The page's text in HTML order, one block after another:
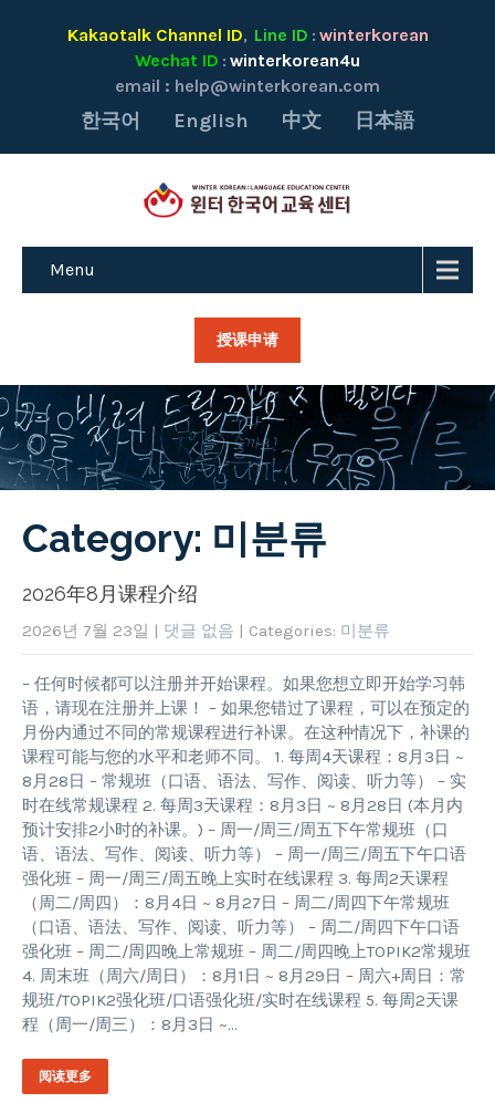
Kakaotalk Channel ID, Line ID : winterkorean
Wechat ID : winterkorean4u
email : help@winterkorean.com
한국어 English 中文 日本語
Menu
授课申请
Category: 미분류
2026年8月课程介绍
2026년 7월 23일 | 댓글 없음 | Categories: 미분류
– 任何时候都可以注册并开始课程。如果您想立即开始学习韩
语，请现在注册并上课！ – 如果您错过了课程，可以在预定的
月份内通过不同的常规课程进行补课。在这种情况下，补课的
课程可能与您的水平和老师不同。 1. 每周4天课程：8月3日 ~
8月28日 – 常规班（口语、语法、写作、阅读、听力等） – 实
时在线常规课程 2. 每周3天课程：8月3日 ~ 8月28日 (本月内
预计安排2小时的补课。) – 周一/周三/周五下午常规班（口
语、语法、写作、阅读、听力等） – 周一/周三/周五下午口语
强化班 – 周一/周三/周五晚上实时在线课程 3. 每周2天课程
（周二/周四）：8月4日 ~ 8月27日 – 周二/周四下午常规班
（口语、语法、写作、阅读、听力等） – 周二/周四下午口语
强化班 – 周二/周四晚上常规班 – 周二/周四晚上TOPIK2常规班
4. 周末班（周六/周日）：8月1日 ~ 8月29日 – 周六+周日：常
规班/TOPIK2强化班/口语强化班/实时在线课程 5. 每周2天课
程（周一/周三）：8月3日 ~…
阅读更多